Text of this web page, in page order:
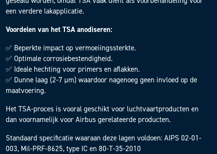
een verdere lakapplicatie.
Voordelen van het TSA anodiseren:
✅ Beperkte impact op vermoeiingssterkte.
✅ Optimale corrosiebestendigheid.
✅ Ideale hechting voor primers en aflakken.
✅ Dunne laag (2-7 µm) waardoor nagenoeg geen invloed op de
maatvoering.
Het TSA-proces is vooral geschikt voor luchtvaartproducten en
dan voornamelijk voor Airbus gerelateerde producten.
Standaard specificatie waaraan deze lagen voldoen: AIPS 02-01-
003, Mil-PRF-8625, type IC en 80-T-35-2010